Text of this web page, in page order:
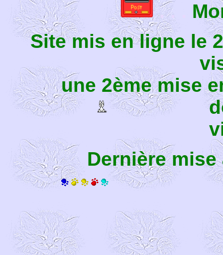
. . .
Site mis en ligne le
une 2ème mise
Dernière mise